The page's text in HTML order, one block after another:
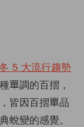
單調的百摺，
皆因百摺單品
蛻變的感覺。